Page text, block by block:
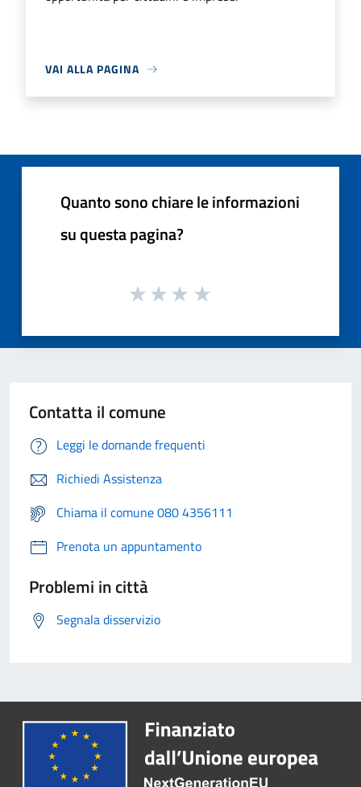
VAI ALLA PAGINA
Quanto sono chiare le informazioni
su questa pagina?
Contatta il comune
Leggi le domande frequenti
Richiedi Assistenza
Chiama il comune 080 4356111
Prenota un appuntamento
Problemi in città
Segnala disservizio